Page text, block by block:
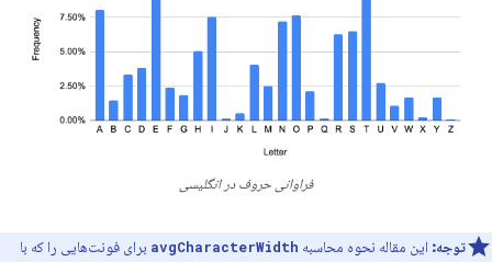
فراوانی حروف در انگلیسی
توجه: این مقاله نحوه محاسبه avgCharacterWidth برای فونت‌هایی را که با